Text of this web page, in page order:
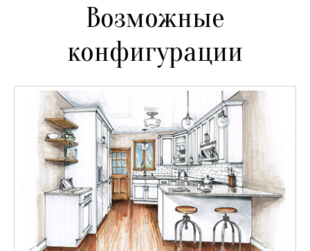
Возможные
конфигурации